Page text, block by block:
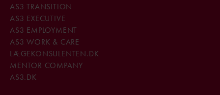
AS3 TRANSITION
AS3 EXECUTIVE
AS3 EMPLOYMENT
AS3 WORK & CARE
LÆGEKONSULENTEN.DK
MENTOR COMPANY
AS3.DK